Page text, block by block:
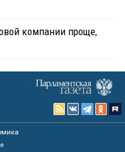
компании проще,